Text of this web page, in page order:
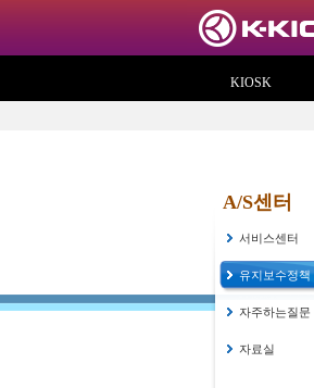
KIOSK
A/S센터
서비스센터
유지보수정책
자주하는질문
자료실